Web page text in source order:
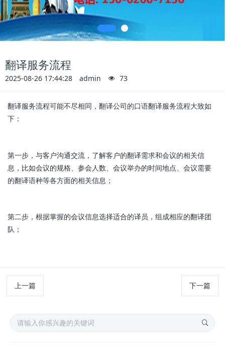
翻译服务流程
2025-08-26 17:44:28 admin 73
翻译服务流程可能不尽相同，翻译公司的口语翻译服务流程大致如
下：
第一步，与客户沟通交流，了解客户的翻译需求和会议的相关信
息，比如会议的规格、参会人数、会议举办的时间地点、会议需要
的翻译语种等各方面的相关信息；
第二步，根据掌握的会议信息选择适合的译员，组成相应的翻译团
队；
上一篇 下一篇